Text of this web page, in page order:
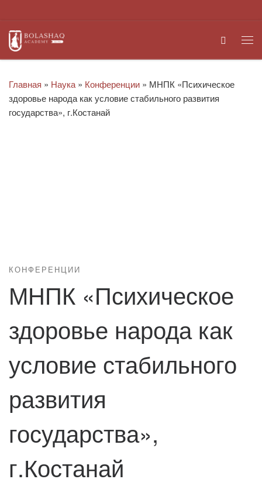
Search
Главная » Наука » Конференции » МНПК «Психическое
здоровье народа как условие стабильного развития
государства», г.Костанай
КОНФЕРЕНЦИИ
МНПК «Психическое
здоровье народа как
условие стабильного
развития
государства»,
г.Костанай